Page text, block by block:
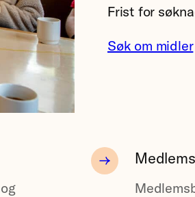
Frist for
Søk om midler